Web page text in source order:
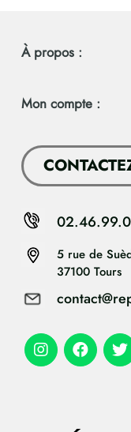
À propos :
Mon compte :
5 rue de
37100 Tours